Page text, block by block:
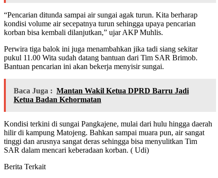
“Pencarian ditunda sampai air sungai agak turun. Kita berharap
kondisi volume air secepatnya turun sehingga upaya pencarian
korban bisa kembali dilanjutkan,” ujar AKP Muhlis.
Perwira tiga balok ini juga menambahkan jika tadi siang sekitar
pukul 11.00 Wita sudah datang bantuan dari Tim SAR Brimob.
Bantuan pencarian ini akan bekerja menyisir sungai.
Baca Juga : Mantan Wakil Ketua DPRD Barru Jadi
Ketua Badan Kehormatan
Kondisi terkini di sungai Pangkajene, mulai dari hulu hingga daerah
hilir di kampung Matojeng. Bahkan sampai muara pun, air sangat
tinggi dan arusnya sangat deras sehingga bisa menyulitkan Tim
SAR dalam mencari keberadaan korban. ( Udi)
Berita Terkait